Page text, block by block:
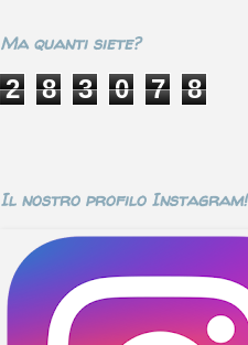
Ma quanti siete?
2 8 3 0 7 8
Il nostro profilo Instagram!